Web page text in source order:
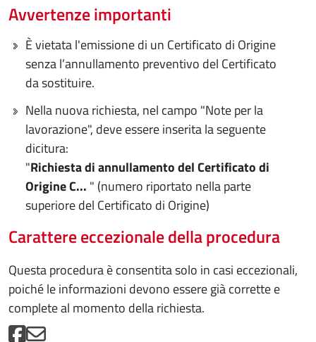
Avvertenze importanti
È vietata l'emissione di un Certificato di Origine
senza l’annullamento preventivo del Certificato
da sostituire.
Nella nuova richiesta, nel campo "Note per la
lavorazione", deve essere inserita la seguente
dicitura:
"Richiesta di annullamento del Certificato di
Origine C... " (numero riportato nella parte
superiore del Certificato di Origine)
Carattere eccezionale della procedura
Questa procedura è consentita solo in casi eccezionali,
poiché le informazioni devono essere già corrette e
complete al momento della richiesta.